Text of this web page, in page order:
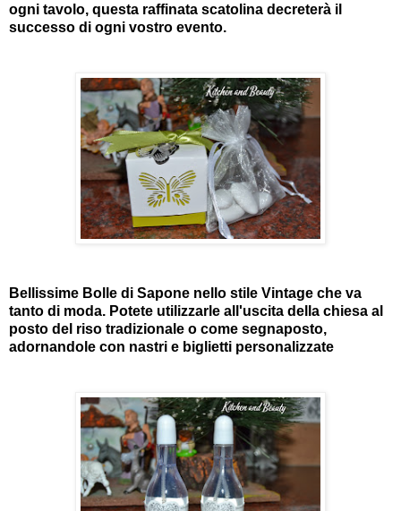
ogni tavolo, questa raffinata scatolina decreterà il
successo di ogni vostro evento.
Bellissime Bolle di Sapone nello stile Vintage che va
tanto di moda. Potete utilizzarle all'uscita della chiesa al
posto del riso tradizionale o come segnaposto,
adornandole con nastri e biglietti personalizzate